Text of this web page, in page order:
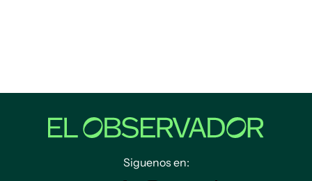
Siguenos en: